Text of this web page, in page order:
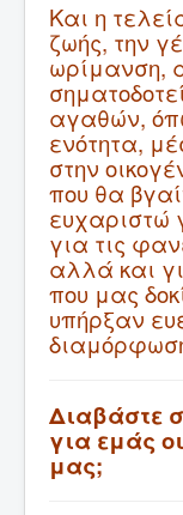
Και η
ζωής, την
ωρίμανση,
αγαθών,
ενότητα,
στην
που θα
ευχαριστώ
για τις
αλλά και
που μας
υπήρξαν
Διαβάστε
για εμάς
μας;